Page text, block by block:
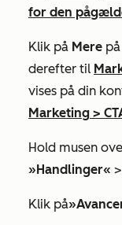
for den
Klik på Mere
derefter til
vises på din
Marketing >
Hold musen
»Handlinger« >
Klik på